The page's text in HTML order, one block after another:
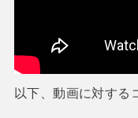
以下、動画に対する